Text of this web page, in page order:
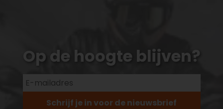
Op de hoogte blijven?
Schrijf je in voor de nieuwsbrief